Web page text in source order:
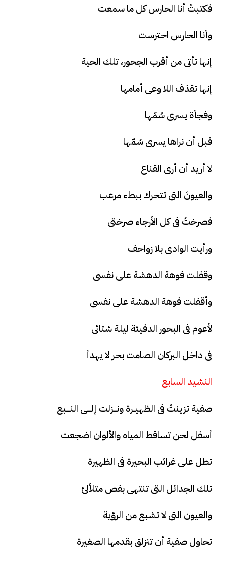
فكتبتُ أنا الحارس كل ما سمعت
وأنا الحارس احترست
إنها تأتى من أقرب الجحور، تلك الحية
إنها تقذف اللا وعى أمامها
وفجأة يسرى سُمّها
قبل أن نراها يسرى سُمّها
لا أريد أن أرى القناع
والعيونَ التى تتحرك ببطء مرعب
فصرختُ فى كل الأرجاء صرختى
ورأيت الوادى بلا زواحف
وقفلت فوهة الدهشة على نفسى
وأقفلت فوهة الدهشة على نفسى
لأعوم فى البحور الدفيئة ليلة شتائى
فى داخل البركان الصامت بحر لا يهدأ
النشيد السابع
صفية تزينتْ فى الظهيــرة ونـــزلت إلــــى النــــبع
أسفل لحن تساقط المياه والألوان اضجعت
تطل على غرائب البحيرة فى الظهيرة
تلك الجدائل التى تنتهى بفص متلألئ
والعيون التى لا تشبع من الرؤية
تحاول صفية أن تنزلق بقدمها الصغيرة